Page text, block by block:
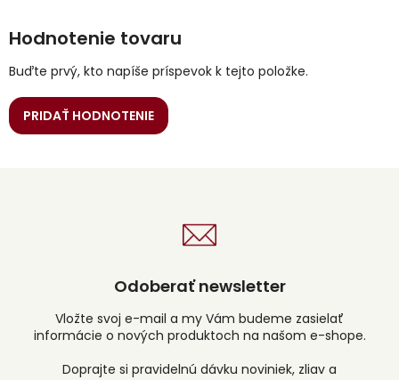
Hodnotenie tovaru
Buďte prvý, kto napíše príspevok k tejto položke.
PRIDAŤ HODNOTENIE
Odoberať newsletter
Vložte svoj e-mail a my Vám budeme zasielať
informácie o nových produktoch na našom e-shope.